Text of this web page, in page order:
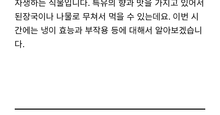
자생하는 식물입니다. 특유의 향과 맛을 가지고 있어서
된장국이나 나물로 무쳐서 먹을 수 있는데요. 이번 시
간에는 냉이 효능과 부작용 등에 대해서 알아보겠습니
다.